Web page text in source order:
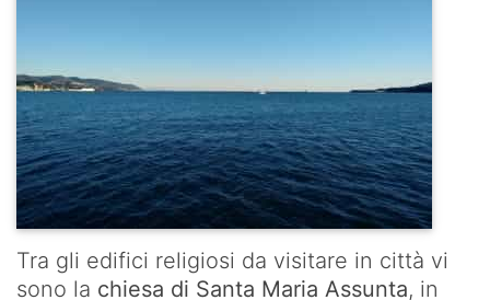
Tra gli edifici religiosi da visitare in città vi
sono la chiesa di Santa Maria Assunta, in